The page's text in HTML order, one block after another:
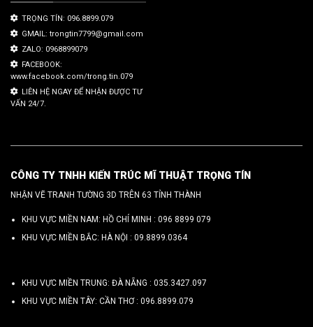
TRỌNG TÍN: 096.8899.079
GMAIL: trongtin7799@gmail.com
ZALO: 0968899079
FACEBOOK:
www.facebook.com/trong.tin.079
LIÊN HỆ NGAY ĐỂ NHẬN ĐƯỢC TƯ
VẤN 24/7.
CÔNG TY TNHH KIẾN TRÚC MĨ THUẬT TRỌNG TÍN
NHẬN VẼ TRANH TƯỜNG 3D TRÊN 63 TỈNH THÀNH
KHU VỰC MIỀN NAM: HỒ CHÍ MINH : 096 8899 079
KHU VỰC MIỀN BẮC: HÀ NỘI : 09.8899.0364
KHU VỰC MIỀN TRUNG: ĐÀ NẴNG : 035.3427.097
KHU VỰC MIỀN TÂY: CẦN THƠ : 096.8899.079